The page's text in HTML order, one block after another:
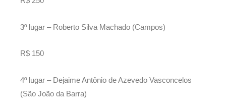
3º lugar – Roberto Silva Machado (Campos)
R$ 150
4º lugar – Dejaime Antônio de Azevedo Vasconcelos
(São João da Barra)